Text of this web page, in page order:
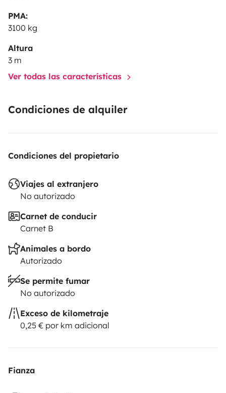
tubo: 10 €
disposición:
reembolsable de 300 €)
PMA:
3100 kg
Altura
3 m
Ver todas las características
Condiciones de alquiler
Condiciones del propietario
Viajes al extranjero
No autorizado
Carnet de conducir
Carnet B
Animales a bordo
Autorizado
Se permite fumar
No autorizado
Exceso de kilometraje
0,25 € por km adicional
Fianza